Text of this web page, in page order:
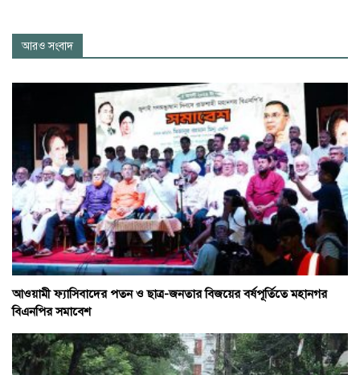
আরও সংবাদ
আওয়ামী ফ্যাসিবাদের পতন ও ছাত্র-জনতার বিজয়ের বর্ষপূর্তিতে মহানগর
বিএনপির সমাবেশ